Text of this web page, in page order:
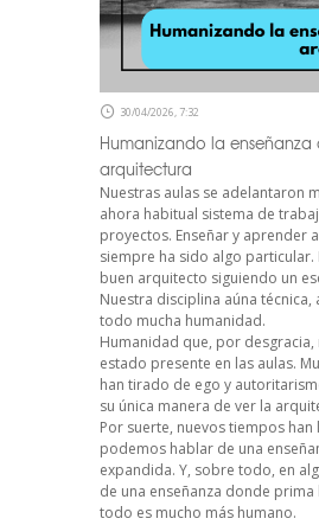
30/04/2026, 7:32
Humanizando la enseñanza
arquitectura
Nuestras aulas se adelantaron
ahora habitual sistema de
proyectos. Enseñar y aprender
siempre ha sido algo particular.
buen arquitecto siguiendo un
Nuestra disciplina aúna técnica,
todo mucha humanidad.
Humanidad que, por desgracia,
estado presente en las aulas.
han tirado de ego y
su única manera de ver la
Por suerte, nuevos tiempos
podemos hablar de una
expandida. Y, sobre todo, en
de una enseñanza donde
todo es mucho más humano.